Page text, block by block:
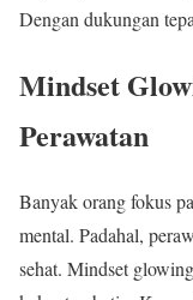
Dengan dukungan
Mindset
Perawatan
Banyak orang fokus
mental. Padahal,
sehat. Mindset